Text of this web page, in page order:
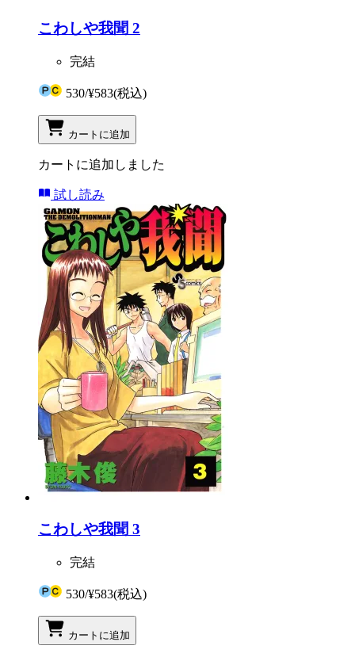
こわしや我聞 2
完結
530/¥583(税込)
カートに追加
カートに追加しました
試し読み
こわしや我聞 3
完結
530/¥583(税込)
カートに追加